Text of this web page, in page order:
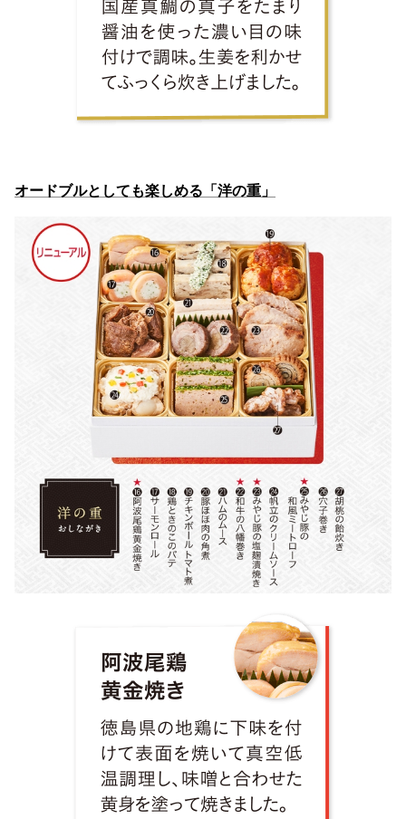
オードブルとしても楽しめる「洋の重」